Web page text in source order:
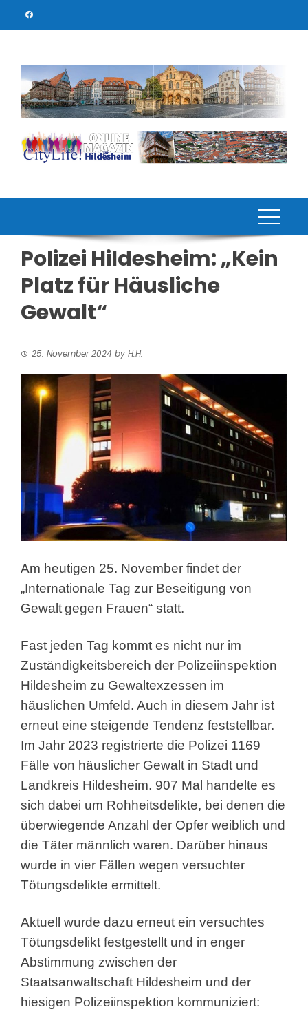
Polizei Hildesheim: „Kein
Platz für Häusliche
Gewalt“
25. November 2024 by H.H.
Am heutigen 25. November findet der
„Internationale Tag zur Beseitigung von
Gewaltgegen Frauen“ statt.
Fast jeden Tag kommt es nicht nur im
Zuständigkeitsbereich der Polizeiinspektion
Hildesheim zu Gewaltexzessen im
häuslichen Umfeld. Auch in diesem Jahr ist
erneut eine steigende Tendenz feststellbar.
Im Jahr 2023 registrierte die Polizei 1169
Fälle von häuslicher Gewalt in Stadt und
Landkreis Hildesheim. 907 Mal handelte es
sich dabei um Rohheitsdelikte, bei denen die
überwiegende Anzahl der Opfer weiblich und
die Täter männlich waren. Darüber hinaus
wurde in vier Fällen wegen versuchter
Tötungsdelikte ermittelt.
Aktuell wurde dazu erneut ein versuchtes
Tötungsdelikt festgestellt und in enger
Abstimmung zwischen der
Staatsanwaltschaft Hildesheim und der
hiesigen Polizeiinspektion kommuniziert: